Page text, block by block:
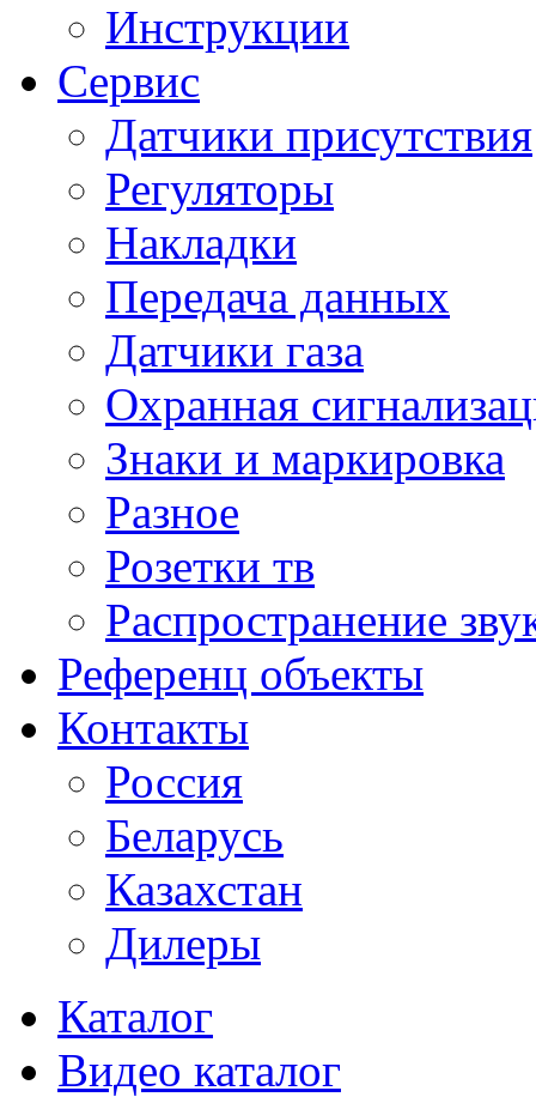
Инструкции
Сервис
Датчики присутствия
Регуляторы
Накладки
Передача данных
Датчики газа
Охранная
Знаки и маркировка
Разное
Розетки тв
Распространение
Референц объекты
Контакты
Россия
Беларусь
Казахстан
Дилеры
Каталог
Видео каталог